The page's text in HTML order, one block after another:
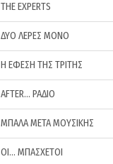
THE EXPERTS
ΔΥΟ ΛΕΡΕΣ ΜΟΝΟ
Η ΕΦΕΣΗ ΤΗΣ ΤΡΙΤΗΣ
AFTER… ΡΑΔΙΟ
ΜΠΑΛΑ ΜΕΤΑ ΜΟΥΣΙΚΗΣ
ΟΙ… ΜΠΑΣΧΕΤΟΙ